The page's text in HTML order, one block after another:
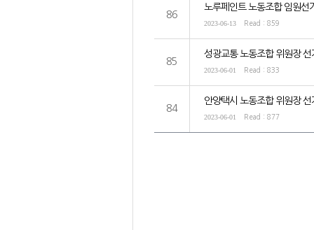
86
노루페인트 노동조합 임원선
2023-06-13 Read : 859
85
성광교통 노동조합 위원장 선
2023-06-01 Read : 833
84
안양택시 노동조합 위원장 선
2023-06-01 Read : 877